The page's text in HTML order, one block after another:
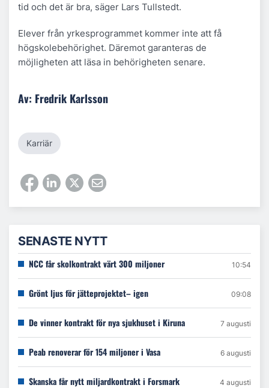
tid och det är bra, säger Lars Tullstedt.
Elever från yrkesprogrammet kommer inte att få
högskolebehörighet. Däremot garanteras de
möjligheten att läsa in behörigheten senare.
Av: Fredrik Karlsson
Karriär
SENASTE NYTT
NCC får skolkontrakt värt 300 miljoner 10:54
Grönt ljus för jätteprojektet– igen 09:08
De vinner kontrakt för nya sjukhuset i Kiruna 7 augusti
Peab renoverar för 154 miljoner i Vasa 6 augusti
Skanska får nytt miljardkontrakt i Forsmark 4 augusti